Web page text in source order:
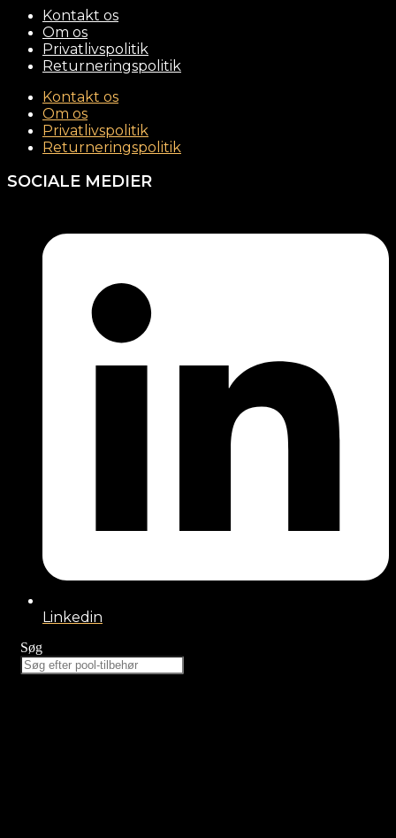
Kontakt os
Om os
Privatlivspolitik
Returneringspolitik
Kontakt os
Om os
Privatlivspolitik
Returneringspolitik
SOCIALE MEDIER
Linkedin
Søg